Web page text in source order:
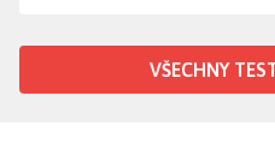
VŠECHNY